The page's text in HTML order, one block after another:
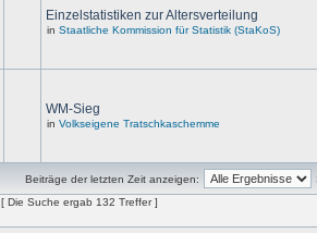
Einzelstatistiken zur Altersverteilung
in Staatliche Kommission für Statistik (StaKoS)
WM-Sieg
in Volkseigene Tratschkaschemme
Beiträge der letzten Zeit anzeigen:
[ Die Suche ergab 132 Treffer ]